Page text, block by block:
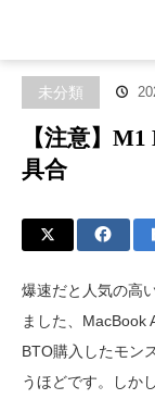
未分類
【注意】
具合
爆速だと人気の高
ました、MacBook
BTO購入したモン
うほどです。しか